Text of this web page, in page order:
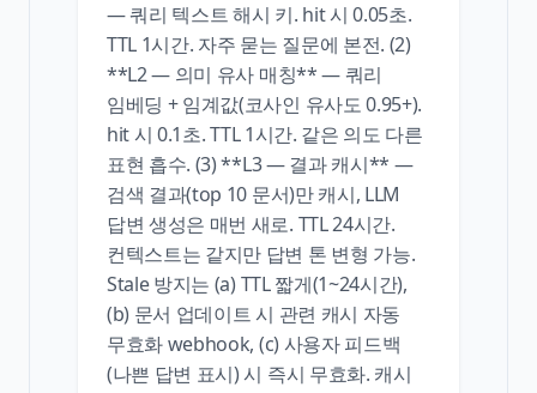
— 쿼리 텍스트 해시 키. hit 시 0.05초.
TTL 1시간. 자주 묻는 질문에 본전. (2)
**L2 — 의미 유사 매칭** — 쿼리
임베딩 + 임계값(코사인 유사도 0.95+).
hit 시 0.1초. TTL 1시간. 같은 의도 다른
표현 흡수. (3) **L3 — 결과 캐시** —
검색 결과(top 10 문서)만 캐시, LLM
답변 생성은 매번 새로. TTL 24시간.
컨텍스트는 같지만 답변 톤 변형 가능.
Stale 방지는 (a) TTL 짧게(1~24시간),
(b) 문서 업데이트 시 관련 캐시 자동
무효화 webhook, (c) 사용자 피드백
(나쁜 답변 표시) 시 즉시 무효화. 캐시